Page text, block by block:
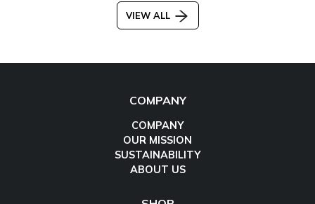
VIEW ALL
COMPANY
COMPANY
OUR MISSION
SUSTAINABILITY
ABOUT US